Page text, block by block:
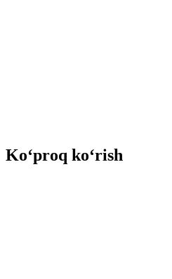
Ko‘proq ko‘rish